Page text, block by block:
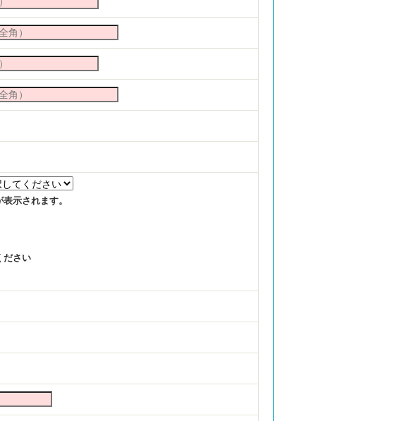
示されます。
ださい